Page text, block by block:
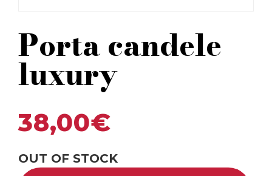
Porta candele
luxury
38,00€
OUT OF STOCK